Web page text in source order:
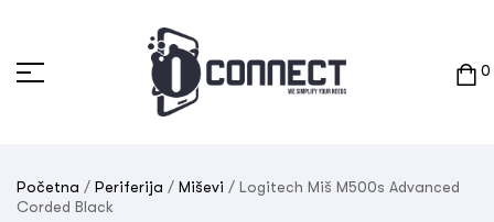
0
Početna / Periferija / Miševi / Logitech Miš M500s Advanced
Corded Black